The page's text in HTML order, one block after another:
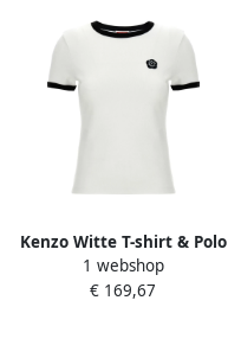
Kenzo Witte T-shirt & Polo
Collectie White Dames
1 webshop
€ 169,67